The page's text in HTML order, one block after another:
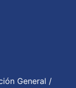
General /